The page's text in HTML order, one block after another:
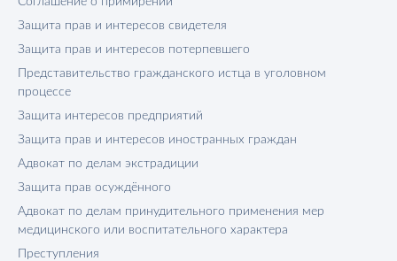
Защита прав и интересов свидетеля
Защита прав и интересов потерпевшего
Представительство гражданского истца в уголовном
процессе
Защита интересов предприятий
Защита прав и интересов иностранных граждан
Адвокат по делам экстрадиции
Защита прав осуждённого
Адвокат по делам принудительного применения мер
медицинского или воспитательного характера
Преступления